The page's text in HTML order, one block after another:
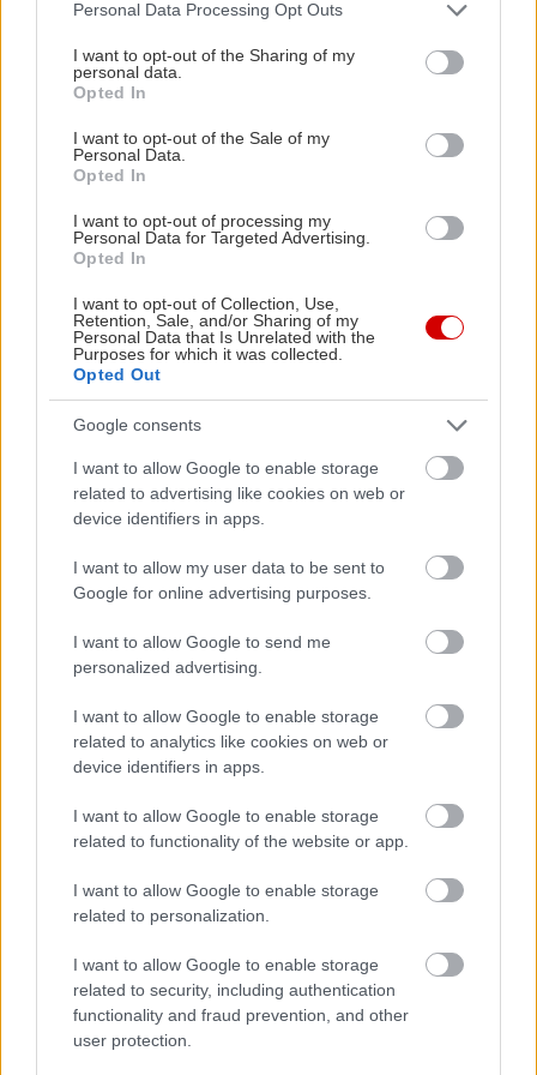
Please note that this website/app uses one or more Google
not limited to your visit or usage behaviour. You may click to
grant or deny consent to Google and its third-party tags to
use your data for below specified purposes in below Google
consent section.
Personal Data Processing Opt Outs
I want to opt-out of the Sharing of my
personal data.
Opted In
I want to opt-out of the Sale of my
Personal Data.
Opted In
I want to opt-out of processing my
Personal Data for Targeted Advertising.
Opted In
I want to opt-out of Collection, Use,
Retention, Sale, and/or Sharing of my
Personal Data that Is Unrelated with the
Purposes for which it was collected.
Opted Out
Google consents
I want to allow Google to enable storage
related to advertising like cookies on web or
device identifiers in apps.
I want to allow my user data to be sent to
Google for online advertising purposes.
I want to allow Google to send me
personalized advertising.
I want to allow Google to enable storage
related to analytics like cookies on web or
device identifiers in apps.
I want to allow Google to enable storage
related to functionality of the website or app.
I want to allow Google to enable storage
related to personalization.
I want to allow Google to enable storage
related to security, including authentication
functionality and fraud prevention, and other
user protection.
κλασικά ποτά. Αν οδηγείς, διαθέτει και πληθωρική
γκάμα mocktails. Το απλό ποτό στα 7€, τα
κοκτέιλ από 8€.
Μαυρομιχάλη 3, τηλ: 2103602242
αυτός να είναι και ο σκοπός του. Το Kazu είναι
ένα ιδιαίτερο μπαρ με θαμώνες που το
επισκέπτονται φανατικά για αυτό που είναι: cool
και underground Οι μουσικές αγαπούν να
βαδίζουν σε indie μονοπάτια, τα ποτά είναι φτηνά
(στα 6€), το mojito σκέτη απόλαυση, ενώ σχεδόν
σε καθημερινή βάση στήνονται events με ποικίλα
μουσικά ερεθίσματα για κάθε γούστο.
5408002
Warehouse είχε και θα έχει την απάντηση. Μετά
το σινεμά; Για ρομαντικό ραντεβού; Έξοδο με
φίλους; Το wine bar απλώνει τα τραπεζάκια του
στο πεζοδρόμιο της Μαυρομιχάλη και της
Βαλτετσίου, αλλά και σε καλυμμένο χώρο, και
σερβίρει περισσότερες από 70 ετικέτες του
ελληνικού και διεθνούς αμπελώνα σε ποτήρι και
περί τις 200 σε μπουκάλι – και take away σε τιμές